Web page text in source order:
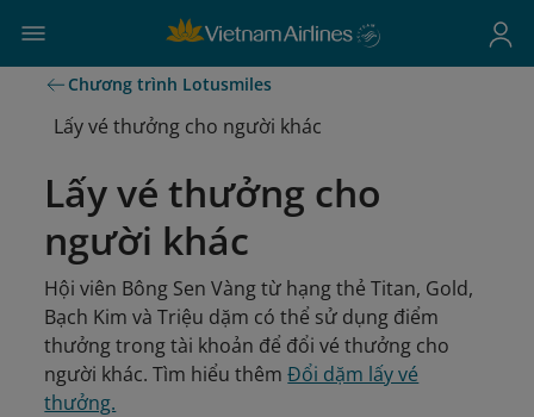
Chương trình Lotusmiles
Lấy vé thưởng cho người khác
Lấy vé thưởng cho
người khác
Hội viên Bông Sen Vàng từ hạng thẻ Titan, Gold,
Bạch Kim và Triệu dặm có thể sử dụng điểm
thưởng trong tài khoản để đổi vé thưởng cho
người khác. Tìm hiểu thêmĐổi dặm lấy vé
thưởng.